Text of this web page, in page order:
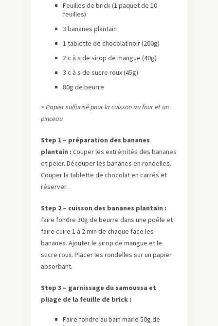
Feuilles de brick (1 paquet de 10
feuilles)
3 bananes plantain
1 tablette de chocolat noir (200g)
2 c à s de sirop de mangue (40g)
3 c à s de sucre roux (45g)
80g de beurre
> Papier sulfurisé pour la cuisson au four et un
pinceau
Step 1 – préparation des bananes
plantain : couper les extrémités des bananes
et peler. Découper les bananes en rondelles.
Couper la tablette de chocolat en carrés et
réserver.
Step 2 – cuisson des bananes plantain :
faire fondre 30g de beurre dans une poêle et
faire cuire 1 à 2 min de chaque face les
bananes. Ajouter le sirop de mangue et le
sucre roux. Placer les rondelles sur un papier
absorbant.
Step 3 – garnissage du samoussa et
pliage de la feuille de brick :
Faire fondre au bain marie 50g de